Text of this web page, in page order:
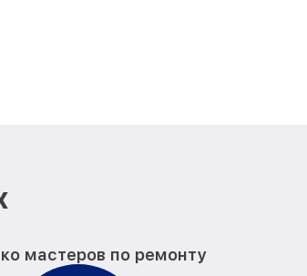
мастеров по ремонту